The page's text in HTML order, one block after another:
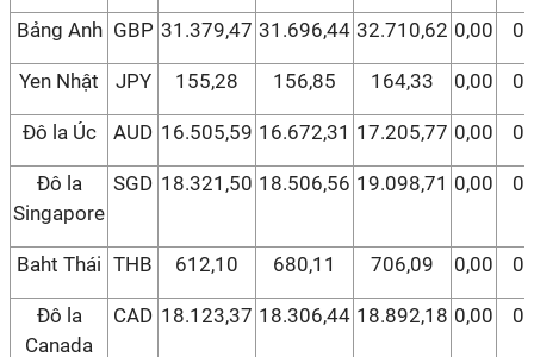
Bảng Anh GBP 31.379,47 31.696,44 32.710,62 0,00
Yen Nhật JPY 155,28 156,85 164,33 0,00
Đô la Úc AUD 16.505,59 16.672,31 17.205,77 0,00
Đô la
Singapore
SGD 18.321,50 18.506,56 19.098,71 0,00
Baht Thái THB 612,10 680,11 706,09 0,00
Đô la
Canada
CAD 18.123,37 18.306,44 18.892,18 0,00